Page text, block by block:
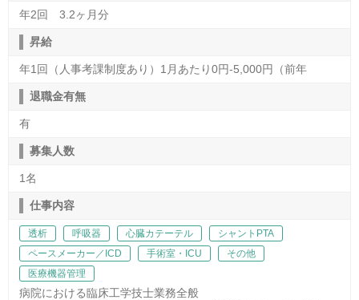
年2回 3.2ヶ月分
昇給
年1回（人事考課制度あり）1月あたり0円-5,000円（前年
退職金有無
有
募集人数
1名
仕事内容
透析 呼吸器 心臓カテーテル
シャントPTA
ペースメーカー／ICD
手術室・ICU
その他
医療機器管理
病院における臨床工学技士業務全般